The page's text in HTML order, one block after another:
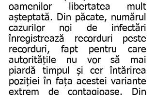
oamenilor libertatea mult
așteptată. Din păcate, numărul
cazurilor noi de infectări
înregistrează recorduri peste
recorduri, fapt pentru care
autoritățile nu vor să mai
piardă timpul și cer întărirea
poziției în fața acestei variante
extrem de contagioase. Din